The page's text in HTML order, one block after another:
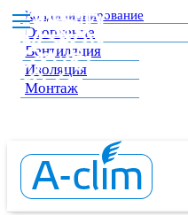
Кондиционирование
Отопление
Вентиляция
Изоляция
Монтаж